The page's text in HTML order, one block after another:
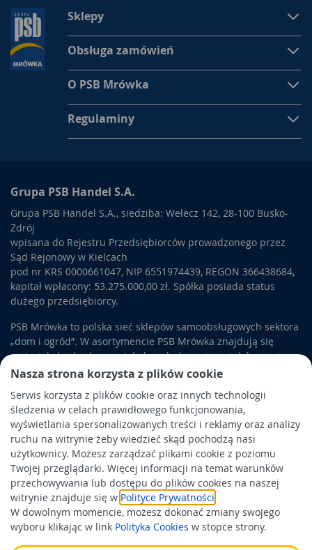
Nasza strona korzysta z plików cookie
Serwis korzysta z plików cookie oraz innych technologii
śledzenia w celach prawidłowego funkcjonowania,
wyświetlania spersonalizowanych treści i reklamy oraz analizy
ruchu na witrynie żeby wiedzieć skąd pochodzą nasi
użytkownicy. Możesz zarządzać plikami cookie z poziomu
Twojej przeglądarki. Więcej informacji na temat warunków
przechowywania lub dostępu do plików cookies na naszej
witrynie znajduje się w Polityce Prywatności
W dowolnym momencie, możesz dokonać zmiany swojego
wyboru klikając w link Polityka Cookies w stopce strony.
Sklepy
Obsługa zamówień
O PSB Mrówka
Regulaminy
Grupa PSB Handel S.A.
Grupa PSB Handel S.A., siedziba: Wełecz 142, 28-100 Busko-
Zdrój
wpisana do Rejestru Przedsiębiorców prowadzonego przez
Sąd Rejonowy w Kielcach
pod nr KRS 0000661047, NIP 6551974439, REGON 366438684,
kapitał wpłacony: 53.275.000,00 zł. Spółka posiada status
dużego przedsiębiorcy.
PSB Mrówka to polska sieć sklepów samoobsługowych sektora
„dom i ogród”. W asortymencie PSB Mrówka znajdują się
materiały budowlane, artykuły wykończeniowe i dekoracyjne,
wyposażenie łazienek i kuchni, elektronarzędzia, a także
artykuły związane z ogrodem i otoczeniem domu.
Obowiązek informacyjny
Polityka prywatności
Polityka Cookies
Odbiór zużytego sprzętu
Wspierają nas: